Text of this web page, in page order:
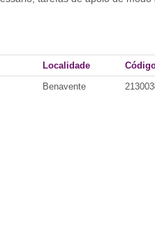
Localidade
Benavente